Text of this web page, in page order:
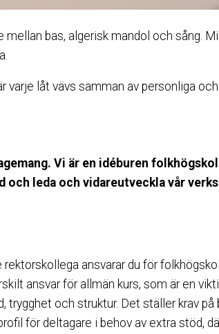
bas, algerisk mandol och sång.
låt vävs samman av personliga
Vi är en idéburen
leda och vidareutveckla vår
ansvarar du för
ansvar för allmän kurs, som är en
och struktur. Det ställer krav på
för deltagare i behov av extra stöd,